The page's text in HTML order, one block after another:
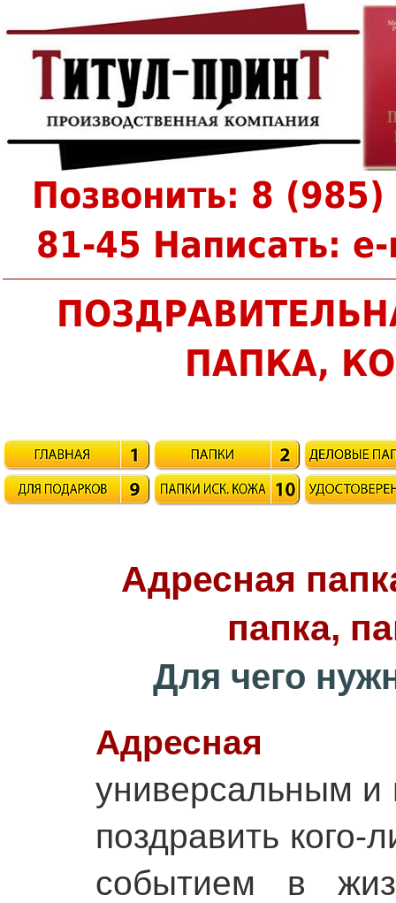
Позвонить: 8
81-45 Написать:
ПАПКА,
Адресная
папка,
Для чего
универсальным
поздравить
событием в